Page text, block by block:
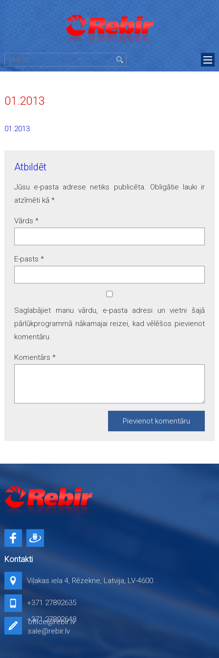
01.2013
01.2013
Atbildēt
Jūsu e-pasta adrese netiks publicēta. Obligātie lauki ir
atzīmēti kā *
Vārds *
E-pasts *
Saglabājiet manu vārdu, e-pasta adresi un vietni šajā
pārlūkprogrammā nākamajai reizei, kad vēlēšos pievienot
komentāru.
Komentārs *
Kontakti
Viļakas iela 4, Rēzekne, Latvija, LV-4600
+371 27892635
+371 27892648
office@rebir.lv
sale@rebir.lv